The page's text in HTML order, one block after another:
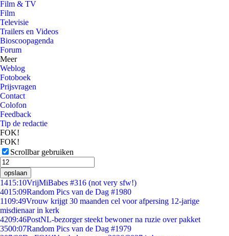
Film & TV
Film
Televisie
Trailers en Videos
Bioscoopagenda
Forum
Meer
Weblog
Fotoboek
Prijsvragen
Contact
Colofon
Feedback
Tip de redactie
FOK!
FOK!
Scrollbar gebruiken
opslaan
1415:10VrijMiBabes #316 (not very sfw!)
4015:09Random Pics van de Dag #1980
1109:49Vrouw krijgt 30 maanden cel voor afpersing 12-jarige
misdienaar in kerk
4209:46PostNL-bezorger steekt bewoner na ruzie over pakket
3500:07Random Pics van de Dag #1979